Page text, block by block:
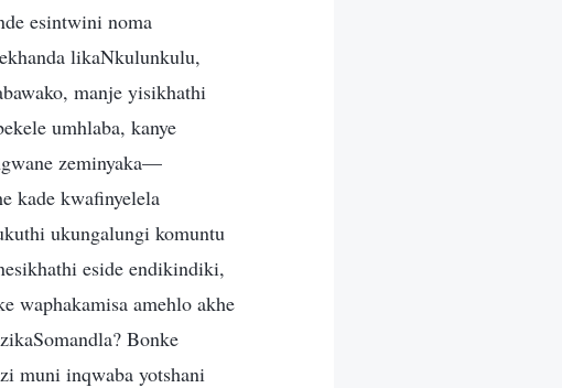
esintwini noma
likaNkulunkulu,
manje yisikhathi
umhlaba, kanye
zeminyaka—
kade kwafinyelela
ukungalungi komuntu
eside endikindiki,
waphakamisa amehlo akhe
Bonke
muni inqwaba yotshani